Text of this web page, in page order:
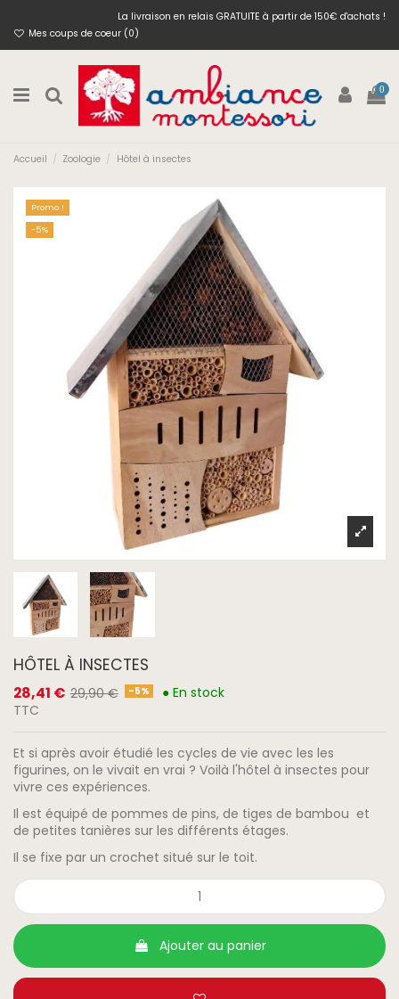
La livraison en relais GRATUITE à partir de 150€ d'achats !
Mes coups de coeur (0)
0
Accueil Zoologie Hôtel à insectes
Promo !
-5%
HÔTEL À INSECTES
28,41 € 29,90 € -5%
● En stock
TTC
Et si après avoir étudié les cycles de vie avec les les
figurines, on le vivait en vrai ? Voilà l'hôtel à insectes pour
vivre ces expériences.
Il est équipé de pommes de pins, de tiges de bambou et
de petites tanières sur les différents étages.
Il se fixe par un crochet situé sur le toit.
Ajouter au panier